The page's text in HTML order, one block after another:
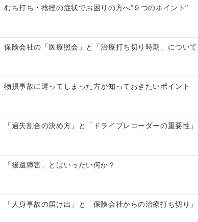
むち打ち・捻挫の症状でお困りの方へ“９つのポイント”
保険会社の「医療照会」と「治療打ち切り時期」について
物損事故に遭ってしまった方が知っておきたいポイント
「過失割合の決め方」と「ドライブレコーダーの重要性」
「後遺障害」とはいったい何か？
「人身事故の届け出」と「保険会社からの治療打ち切り」